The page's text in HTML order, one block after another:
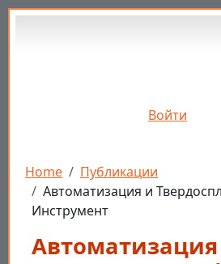
Перейти к основному
Войти
Строка навигации
Home
Публикации
Автоматизация и
Инструмент